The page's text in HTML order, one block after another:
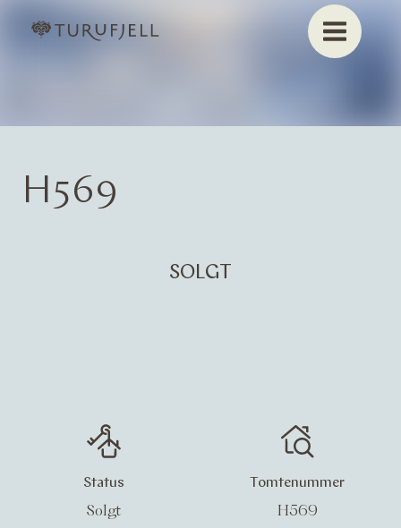
H569
SOLGT
Status
Solgt
Tomtenummer
H569